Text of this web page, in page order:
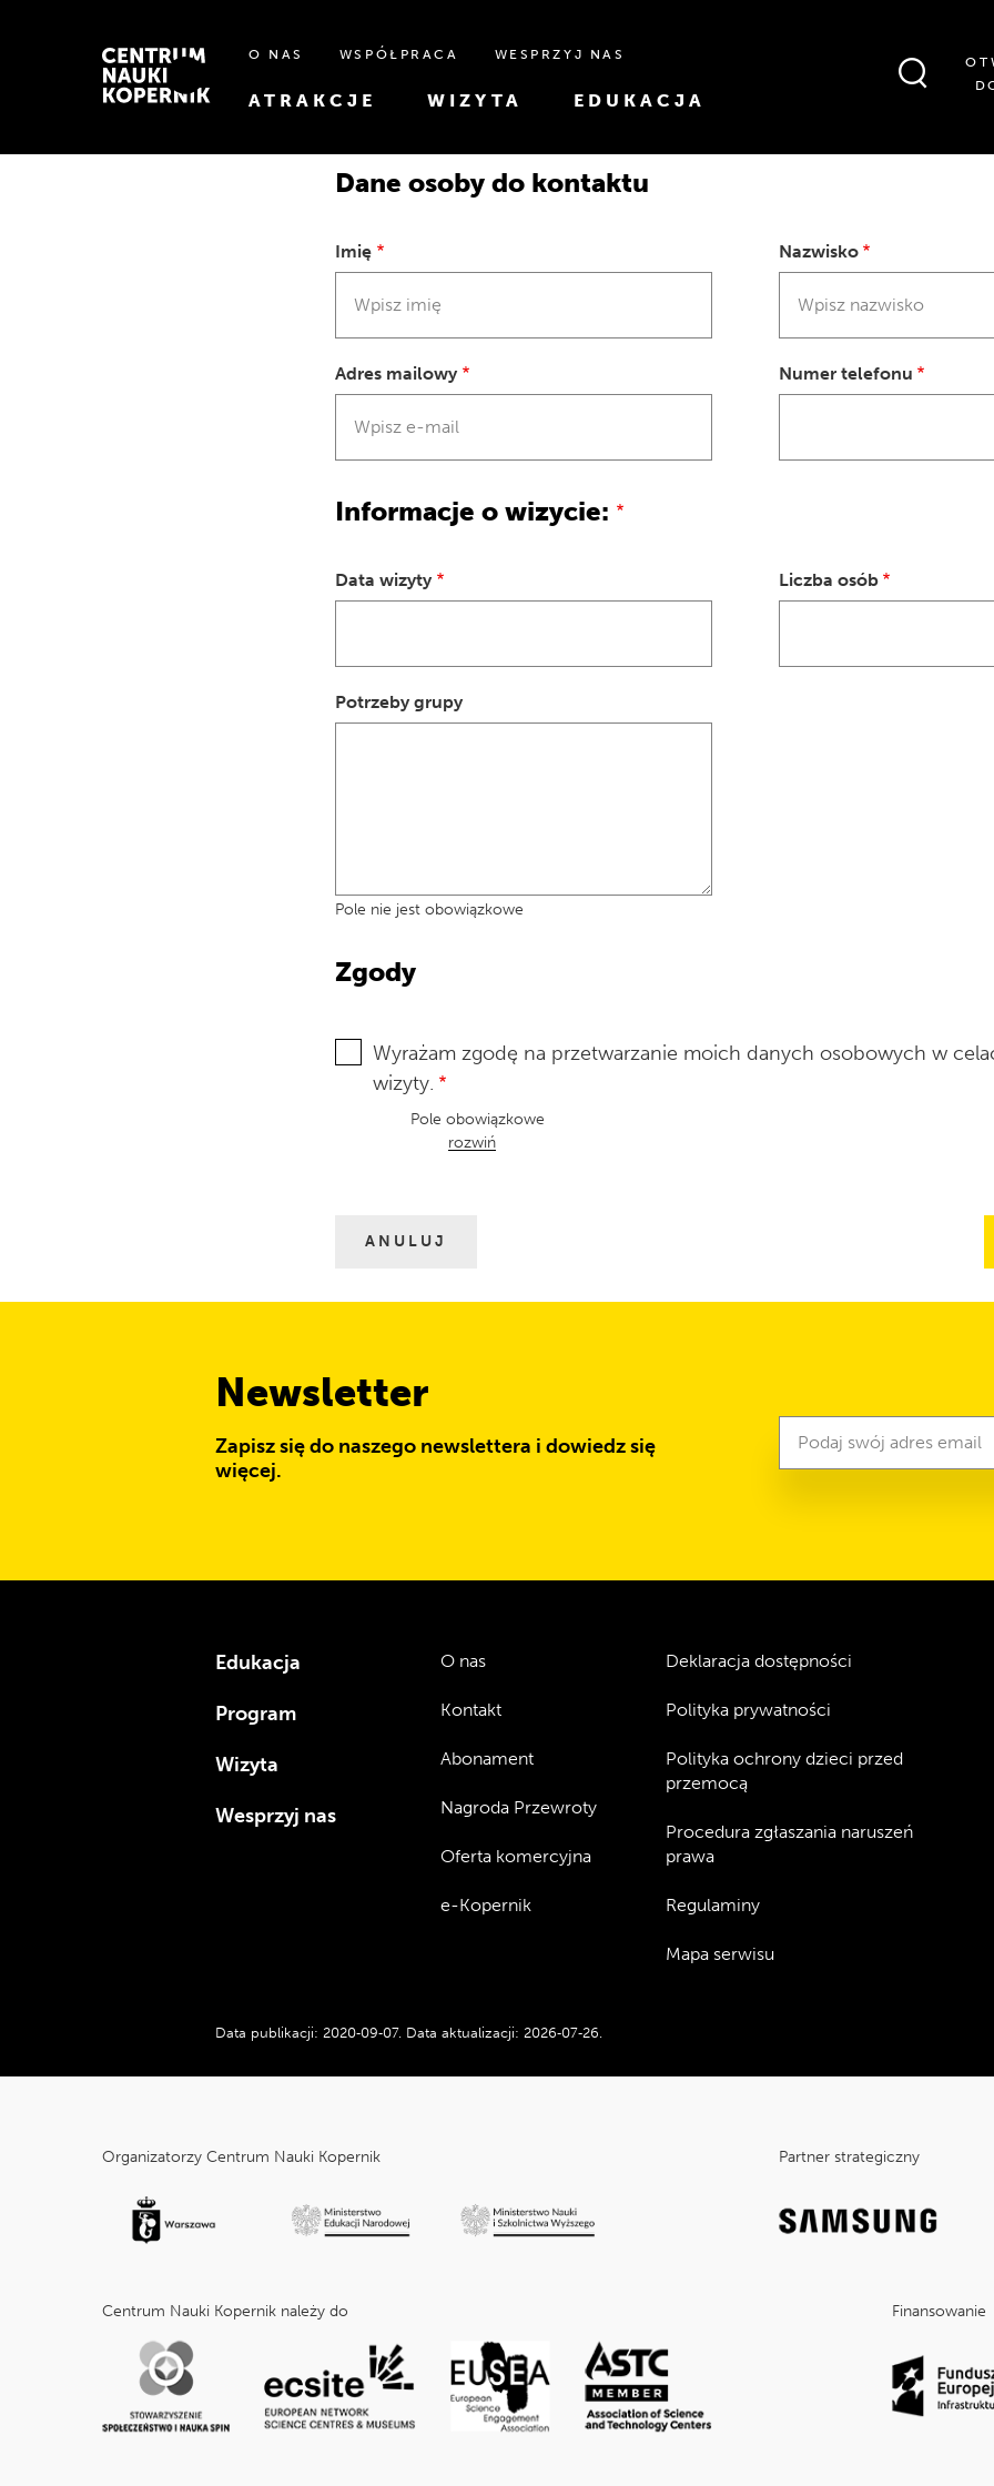
O NAS WSPÓŁPRACA WESPRZYJ NAS
ATRAKCJE WIZYTA EDUKACJA
Dane osoby do kontaktu
Imię Nazwisko
Adres mailowy Numer telefonu
Informacje o wizycie:
Data wizyty Liczba osób
Potrzeby grupy
Pole nie jest obowiązkowe
Zgody
Wyrażam zgodę na przetwarzanie moich danych osobowych w
wizyty.
Pole obowiązkowe
rozwiń
ANULUJ
Newsletter
Zapisz się do naszego newslettera i dowiedz się
więcej.
Edukacja
Program
Wizyta
Wesprzyj nas
O nas
Kontakt
Abonament
Nagroda Przewroty
Oferta komercyjna
e-Kopernik
Deklaracja dostępności
Polityka prywatności
Polityka ochrony dzieci przed
przemocą
Procedura zgłaszania naruszeń
prawa
Regulaminy
Mapa serwisu
Data publikacji: 2020‑09‑07.Data aktualizacji: 2026‑07‑26.
Organizatorzy Centrum Nauki Kopernik Partner strategiczny
Centrum Nauki Kopernik należy do Finansowanie